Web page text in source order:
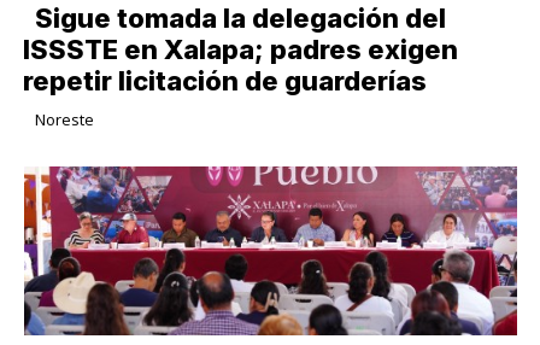
Sigue tomada la delegación del
ISSSTE en Xalapa; padres exigen
repetir licitación de guarderías
Noreste